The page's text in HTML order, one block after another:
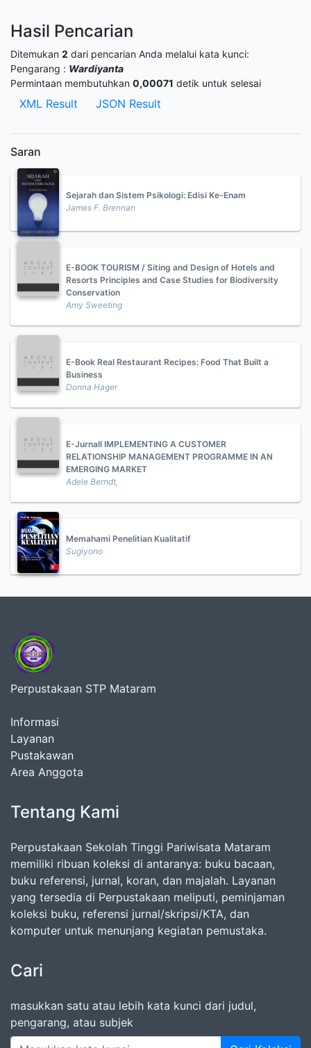
Hasil Pencarian
Ditemukan 2 dari pencarian Anda melalui kata kunci:
Pengarang : Wardiyanta
Permintaan membutuhkan 0,00071 detik untuk selesai
XML Result JSON Result
Saran
Sejarah dan Sistem Psikologi: Edisi Ke-Enam
James F. Brennan
E-BOOK TOURISM / Siting and Design of Hotels and
Resorts Principles and Case Studies for Biodiversity
Conservation
Amy Sweeting
E-Book Real Restaurant Recipes: Food That Built a
Business
Donna Hager
E-Jurnall IMPLEMENTING A CUSTOMER
RELATIONSHIP MANAGEMENT PROGRAMME IN AN
EMERGING MARKET
Adele Berndt,
Memahami Penelitian Kualitatif
Sugiyono
Perpustakaan STP Mataram
Informasi
Layanan
Pustakawan
Area Anggota
Tentang Kami
Perpustakaan Sekolah Tinggi Pariwisata Mataram
memiliki ribuan koleksi di antaranya: buku bacaan,
buku referensi, jurnal, koran, dan majalah. Layanan
yang tersedia di Perpustakaan meliputi, peminjaman
koleksi buku, referensi jurnal/skripsi/KTA, dan
komputer untuk menunjang kegiatan pemustaka.
Cari
masukkan satu atau lebih kata kunci dari judul,
pengarang, atau subjek